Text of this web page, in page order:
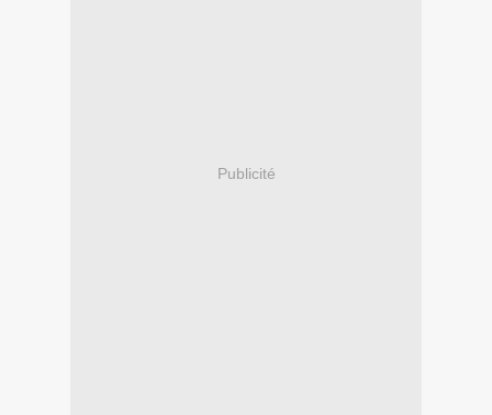
Publicité